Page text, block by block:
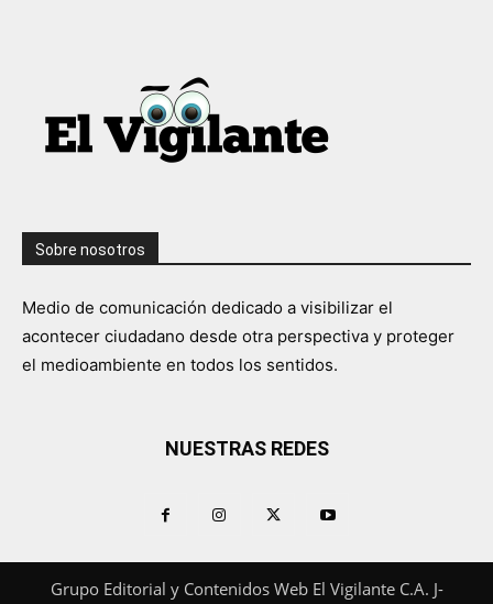
Sobre nosotros
Medio de comunicación dedicado a visibilizar el
acontecer ciudadano desde otra perspectiva y proteger
el medioambiente en todos los sentidos.
NUESTRAS REDES
Grupo Editorial y Contenidos Web El Vigilante C.A. J-